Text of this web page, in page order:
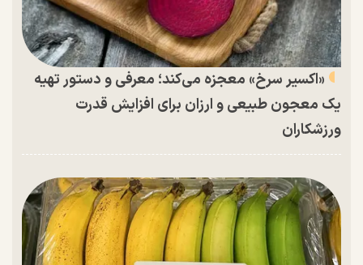
«اکسیر سرخ» معجزه می‌کند؛ معرفی و دستور تهیه
یک معجون طبیعی و ارزان برای افزایش قدرت
ورزشکاران